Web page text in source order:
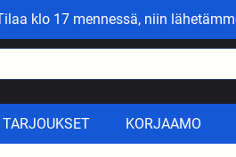
klo 17 mennessä, niin
TARJOUKSET KORJAAMO